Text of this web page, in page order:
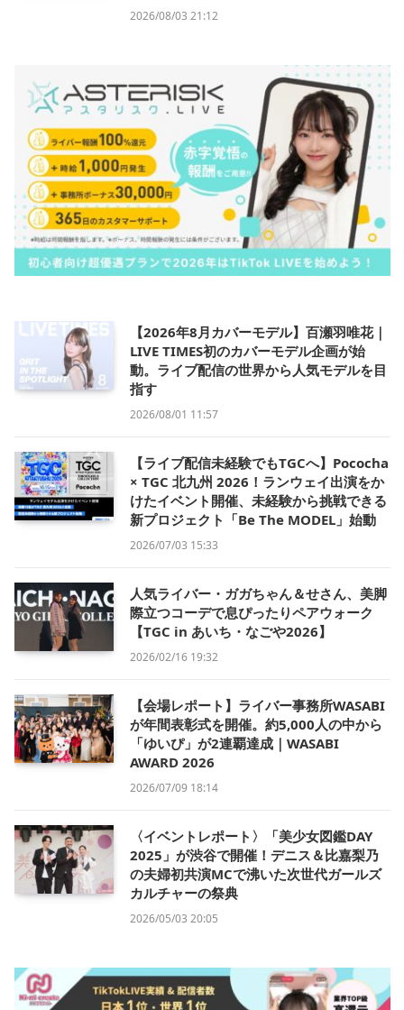
2026/08/03 21:12
【2026年8月カバーモデル】百瀬羽唯花｜
LIVE TIMES初のカバーモデル企画が始
動。ライブ配信の世界から人気モデルを目
指す
2026/08/01 11:57
【ライブ配信未経験でもTGCへ】Pococha
× TGC 北九州 2026！ランウェイ出演をか
けたイベント開催、未経験から挑戦できる
新プロジェクト「Be The MODEL」始動
2026/07/03 15:33
人気ライバー・ガガちゃん＆せさん、美脚
際立つコーデで息ぴったりペアウォーク
【TGC in あいち・なごや2026】
2026/02/16 19:32
【会場レポート】ライバー事務所WASABI
が年間表彰式を開催。約5,000人の中から
「ゆいぴ」が2連覇達成｜WASABI
AWARD 2026
2026/07/09 18:14
〈イベントレポート〉「美少女図鑑DAY
2025」が渋谷で開催！デニス＆比嘉梨乃
の夫婦初共演MCで沸いた次世代ガールズ
カルチャーの祭典
2026/05/03 20:05